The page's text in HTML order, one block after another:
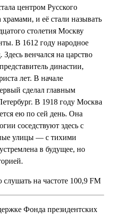
центром Русского
и её стали называть
столетия Москву
В 1612 году народное
венчался на царство
династии,
лет. В начале
сделал главным
В 1918 году Москва
ею по сей день. Она
соседствуют здесь с
улицы — с тихими
в будущее, но
на частоте 100,9 FM
Фонда президентских